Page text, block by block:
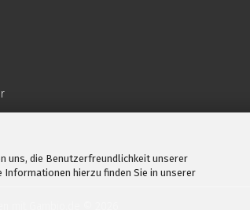
uns, die Benutzerfreundlichkeit unserer
Informationen hierzu finden Sie in unserer